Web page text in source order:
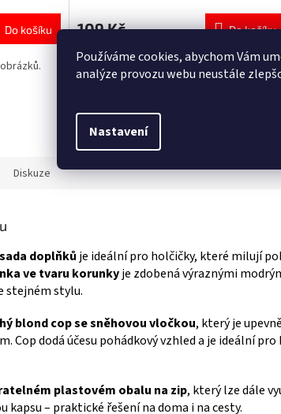
Používáme cookies, abychom Vám
analýze provozu webu neustále
Nastavení
Do košíku
produktu
5,0
5
109 Kč Do košíku
Rozzář svůj svět s diamantovými obrázky
Disney Princezny! 👑 Vytvoř si třpytivé mini
Rapunzel nebo Ariel – stačí pinzetou
nanášet barevné kamínky a kouzelný výtvor
Diskuze
doplňkůje ideální pro holčičky, které milují
ve tvaru korunkyje zdobená výraznými
stejném stylu.
blond cop se sněhovou vločkou, který je
Cop dodá účesu pohádkový vzhled a je ideální
plastovém obalu na zip, který lze dále
kapsu – praktické řešení na doma i na cesty.